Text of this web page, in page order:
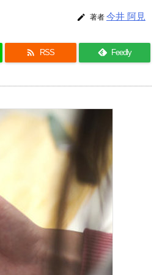
 著者 今井 阿見
 RSS Feedly